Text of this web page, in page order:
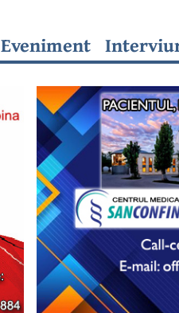
Eveniment